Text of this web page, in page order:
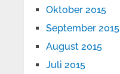
Oktober 2015
September 2015
August 2015
Juli 2015